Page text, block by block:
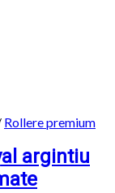
Rollere premium
argintiu